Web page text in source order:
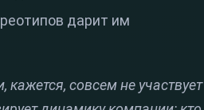
дарит им
совсем не участвует